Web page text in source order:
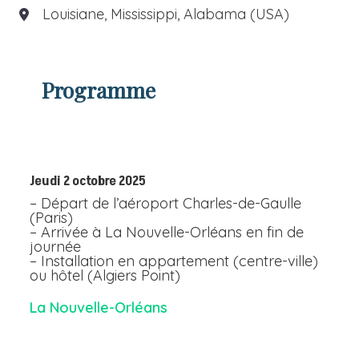
Louisiane, Mississippi, Alabama (USA)
Programme
Jeudi 2 octobre 2025
– Départ de l’aéroport Charles-de-Gaulle
(Paris)
– Arrivée à La Nouvelle-Orléans en fin de
journée
– Installation en appartement (centre-ville)
ou hôtel (Algiers Point)
La Nouvelle-Orléans